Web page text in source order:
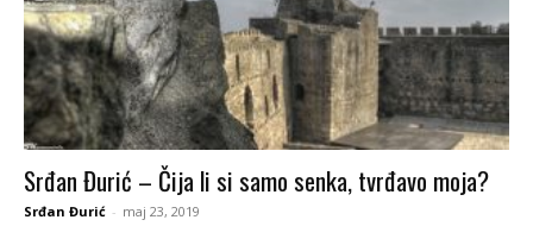
Srđan Đurić – Čija li si samo senka, tvrđavo moja?
Srđan Đurić - maj 23, 2019